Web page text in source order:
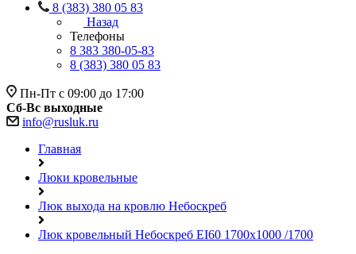
8 (383) 380 05 83
Назад
Телефоны
8 383 380-05-83
8 (383) 380 05 83
Пн-Пт с 09:00 до 17:00
Сб-Вс выходные
info@rusluk.ru
Главная
Люки кровельные
Люк выхода на кровлю Небоскреб
Люк кровельный Небоскреб EI60 1700x1000 /1700